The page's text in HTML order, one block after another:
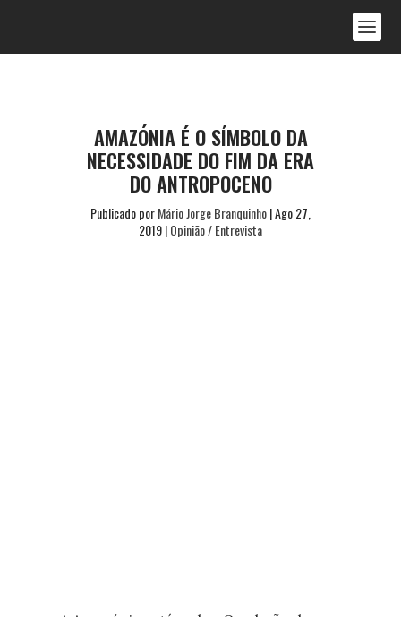
AMAZÓNIA É O SÍMBOLO DA
NECESSIDADE DO FIM DA ERA
DO ANTROPOCENO
Publicado porMário Jorge Branquinho|Ago 27,
2019|Opinião / Entrevista